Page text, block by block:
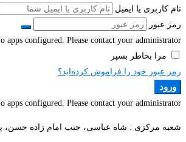
نام کاربری یا ایمیل
رمز عبور
apps configured. Please contact your administrator.
مرا بخاطر بسپر
رمز عبور خود را فراموش کرده‌اید؟
ورود
apps configured. Please contact your administrator.
شعبه مرکزی : شاه عباسی، جنب امام زاده حسن، پلاک ۶۱۹،